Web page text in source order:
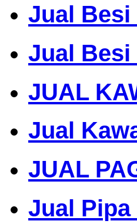
Jual Besi
Jual Besi
JUAL
Jual
JUAL
Jual